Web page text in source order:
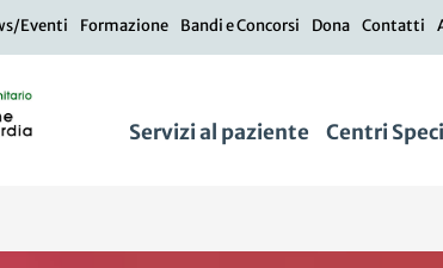
Eventi Formazione Bandi e Concorsi Dona Contatti
Servizi al paziente Centri